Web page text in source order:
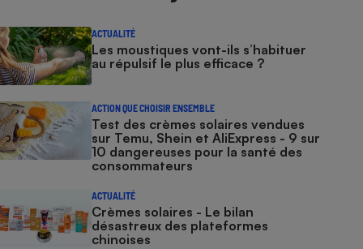
ACTUALITÉ
Les moustiques vont-ils s’habituer
au répulsif le plus efficace ?
ACTION QUE CHOISIR ENSEMBLE
Test des crèmes solaires vendues
sur Temu, Shein et AliExpress - 9 sur
10 dangereuses pour la santé des
consommateurs
ACTUALITÉ
Crèmes solaires - Le bilan
désastreux des plateformes
chinoises